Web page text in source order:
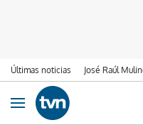
Últimas noticias José Raúl
Ir al contenido
Obrir navegació